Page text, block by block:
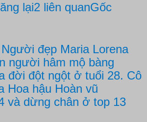
lại2 liên quanGốc
đẹp Maria Lorena
người hâm mộ bàng
đời đột ngột ở tuổi 28. Cô
Hoa hậu Hoàn vũ
và dừng chân ở top 13